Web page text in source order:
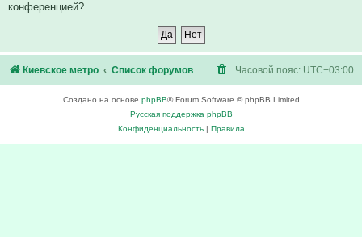
конференцией?
Киевское метро Список форумов Часовой пояс: UTC+03:00
Создано на основе phpBB® Forum Software © phpBB Limited
Русская поддержка phpBB
Конфиденциальность| Правила